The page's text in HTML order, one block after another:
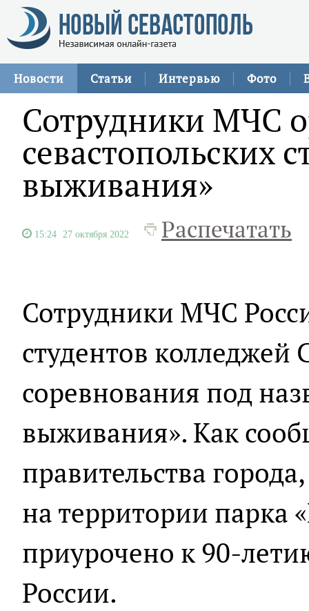
Новости Статьи Интервью Фото
Сотрудники МЧС
севастопольских
выживания»
15:24 27 октября 2022 Распечатать
Сотрудники МЧС
студентов колледжей
соревнования под
выживания». Как
правительства
на территории парка
приурочено к 90-
России.